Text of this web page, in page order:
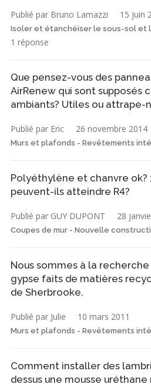
Publié par Bruno Lamazzi 15 juin
Isoler et étanchéiser le sous-sol et
1 réponse
Que pensez-vous des
AirRenew qui sont supposés
ambiants? Utiles ou attrape-
Publié par Eric 26 novembre 2014
Murs et plafonds - Revêtements
Polyéthylène et chanvre ok?
peuvent-ils atteindre R4?
Publié par GUY DUPONT 28
Coupes de mur - Nouvelle
Nous sommes à la
gypse faits de matières
de Sherbrooke.
Publié par Julie 10 mars 2011
Murs et plafonds - Revêtements
Comment installer des
dessus une mousse